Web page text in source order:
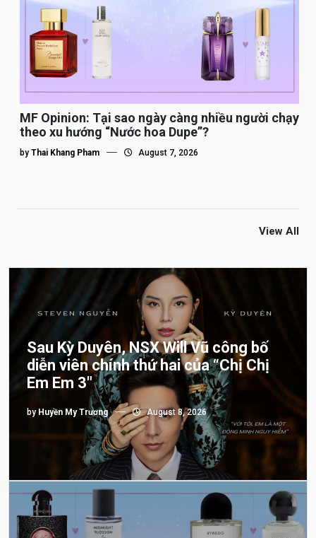
MF Opinion: Tại sao ngày càng nhiều người chạy
theo xu hướng “Nước hoa Dupe”?
by Thai Khang Pham August 7, 2026
View All
Sau Kỳ Duyên, NSX Will Vũ công bố
diễn viên chính thứ hai của “Chị Chị
Em Em 3″
by Huyền My Trương August 8, 2026